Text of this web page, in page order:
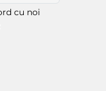
cu noi